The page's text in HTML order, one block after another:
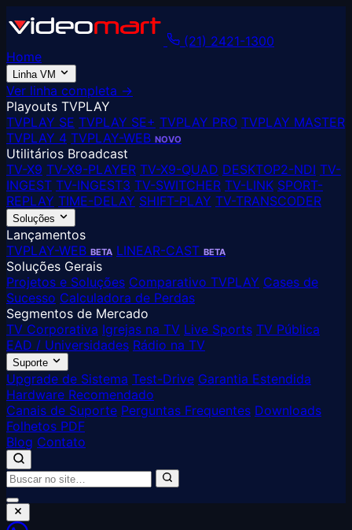
(21) 2421-1300
Home
Linha VM
Ver linha completa →
Playouts TVPLAY
TVPLAY SE TVPLAY SE+ TVPLAY PRO TVPLAY MASTER
TVPLAY 4 TVPLAY-WEB NOVO
Utilitários Broadcast
TV-X9 TV-X9-PLAYER TV-X9-QUAD DESKTOP2-NDI TV-
INGEST TV-INGEST3 TV-SWITCHER TV-LINK SPORT-
REPLAY TIME-DELAY SHIFT-PLAY TV-TRANSCODER
Soluções
Lançamentos
TVPLAY-WEB BETA LINEAR-CAST BETA
Soluções Gerais
Projetos e Soluções Comparativo TVPLAY Cases de
Sucesso Calculadora de Perdas
Segmentos de Mercado
TV Corporativa Igrejas na TV Live Sports TV Pública
EAD / Universidades Rádio na TV
Suporte
Upgrade de Sistema Test-Drive Garantia Estendida
Hardware Recomendado
Canais de Suporte Perguntas Frequentes Downloads
Folhetos PDF
Blog Contato